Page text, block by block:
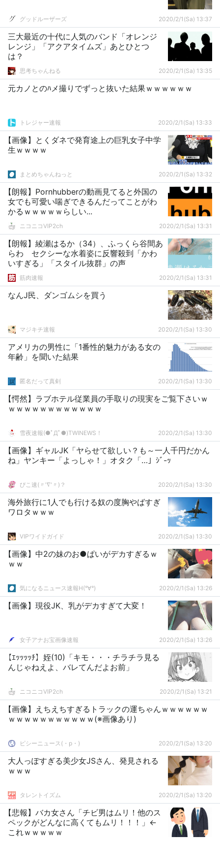
グッドルーザーズ 2020/2/1(Sa) 13:37
三大最近の十代に人気のバンド「オレンジ
レンジ」「アクアタイムズ」あとひとつ
は？
思考ちゃんねる 2020/2/1(Sa) 13:35
元カノとのﾊメ撮りでずっと抜いた結果ｗｗｗｗｗｗ
トレジャー速報 2020/2/1(Sa) 13:33
【画像】とくダネで発育途上の巨乳女子中学
生ｗｗｗｗ
まとめちゃんねっと 2020/2/1(Sa) 13:32
【朗報】Pornhubberの動画見てると外国の
女でも可愛い喘ぎできるんだってことがわ
かるｗｗｗｗｗらしい...
ニコニコVIP2ch 2020/2/1(Sa) 13:31
【朗報】綾瀬はるか（34）、ふっくら谷間あ
らわ セクシーな水着姿に反響殺到「かわ
いすぎる」「スタイル抜群」の声
筋肉速報 2020/2/1(Sa) 13:31
なんJ民、ダンゴムシを買う
マジキチ速報 2020/2/1(Sa) 13:30
アメリカの男性に「1番性的魅力がある女の
年齢」を聞いた結果
匿名だって真剣 2020/2/1(Sa) 13:30
【愕然】ラブホテル従業員の手取りの現実をご覧下さいｗ
ｗｗｗｗｗｗｗｗｗｗｗｗ
雪夜速報(●ﾟДﾟ●)TWINEWS！ 2020/2/1(Sa) 13:30
【画像】ギャルJK「ヤらせて欲しい？も～一人千円だかん
ね」ヤンキー「よっしゃ！」オタク「…」ｼﾞ-ｯ
ぴこ速(〃'∇'〃)？ 2020/2/1(Sa) 13:30
海外旅行に1人でも行ける奴の度胸やばすぎ
ワロタｗｗｗ
VIPワイドガイド 2020/2/1(Sa) 13:30
【画像】中2の妹のお●ぱいがデカすぎるｗ
ｗｗ
気になるニュース速報H(°∀°) 2020/2/1(Sa) 13:26
【画像】現役JK、乳がデカすぎて大変！
女子アナお宝画像速報 2020/2/1(Sa) 13:26
【ｴｯｯｯｯﾁ】姪(10)「キモ・・・チラチラ見る
んじゃねえよ、バレてんだよお前」
ニコニコVIP2ch 2020/2/1(Sa) 13:21
【画像】えちえちすぎるトラックの運ちゃんｗｗｗｗｗｗ
ｗｗｗｗｗｗｗｗｗｗｗ(※画像あり)
ピシーニュース(・p・)ゞ 2020/2/1(Sa) 13:20
大人っぽすぎる美少女JSさん、発見される
ｗｗｗ
タレントイズム 2020/2/1(Sa) 13:20
【悲報】バカ女さん「チビ男はムリ！他のス
ペックがどんなに高くてもムリ！！！」←
これｗｗｗｗｗ